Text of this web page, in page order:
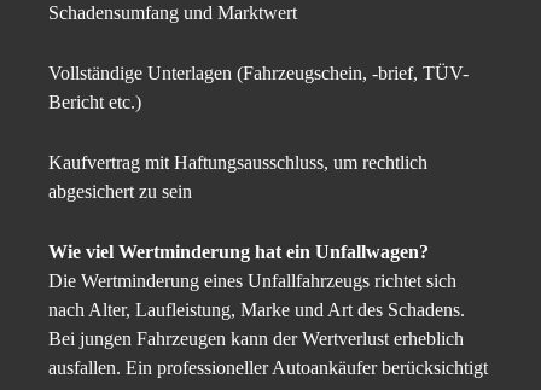
Schadensumfang und Marktwert
Vollständige Unterlagen (Fahrzeugschein, -brief, TÜV-
Bericht etc.)
Kaufvertrag mit Haftungsausschluss, um rechtlich
abgesichert zu sein
Wie viel Wertminderung hat ein Unfallwagen?
Die Wertminderung eines Unfallfahrzeugs richtet sich
nach Alter, Laufleistung, Marke und Art des Schadens.
Bei jungen Fahrzeugen kann der Wertverlust erheblich
ausfallen. Ein professioneller Autoankäufer berücksichtigt